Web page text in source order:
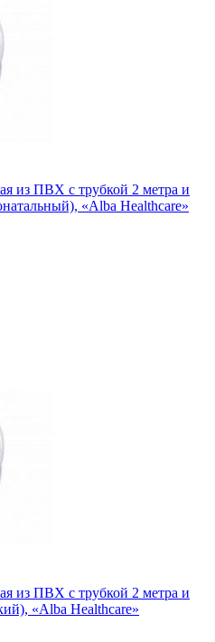
из ПВХ с трубкой 2 метра и
«Alba Healthcare»
из ПВХ с трубкой 2 метра и
«Alba Healthcare»